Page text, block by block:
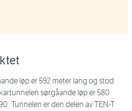
løp er 592 meter lang og stod
sørgåande løp er 580
Tunnelen er den delen av TEN-T